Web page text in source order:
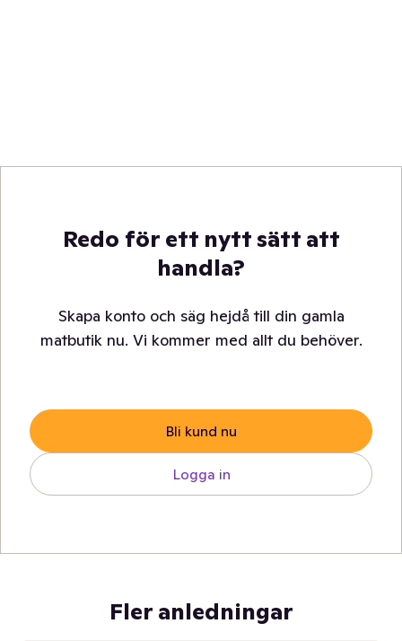
Redo för ett nytt sätt att
handla?
Skapa konto och säg hejdå till din gamla
matbutik nu. Vi kommer med allt du behöver.
Bli kund nu
Logga in
Fler anledningar